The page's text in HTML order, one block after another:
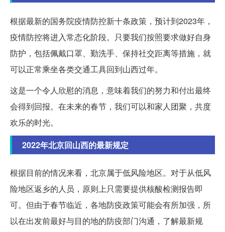
根据最新的国务院疫情防控新十条政策，预计到2023年，
疫情防控将进入常态化阶段。只要我们按照要求做好自身
防护，包括佩戴口罩、勤洗手、保持社交距离等措施，就
可以正常乘坐各类交通工具回到山西过年。
这是一个令人欣慰的消息，意味着我们的努力和付出最终
会得到回报。在未来的春节，我们可以和家人团聚，共度
欢乐的时光。
2022年北京回山西的最新规定
根据目前的情况来看，北京属于低风险地区。对于从低风
险地区返乡的人员，原则上只需要提供核酸检测报告即
可。但由于春节临近，各地防疫政策可能会有所加强，所
以在出发前最好与目的地的防疫部门沟通，了解最新规